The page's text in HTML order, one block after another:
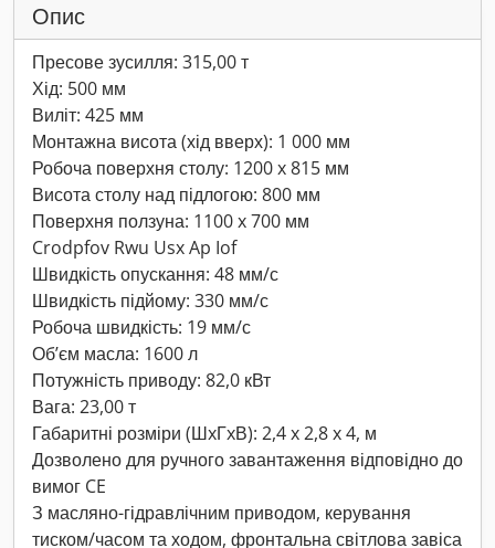
Опис
Пресове зусилля: 315,00 т
Хід: 500 мм
Виліт: 425 мм
Монтажна висота (хід вверх): 1 000 мм
Робоча поверхня столу: 1200 x 815 мм
Висота столу над підлогою: 800 мм
Поверхня ползуна: 1100 x 700 мм
Crodpfov Rwu Usx Ap Iof
Швидкість опускання: 48 мм/с
Швидкість підйому: 330 мм/с
Робоча швидкість: 19 мм/с
Об’єм масла: 1600 л
Потужність приводу: 82,0 кВт
Вага: 23,00 т
Габаритні розміри (ШxГxВ): 2,4 x 2,8 x 4, м
Дозволено для ручного завантаження відповідно до
вимог CE
З масляно-гідравлічним приводом, керування
тиском/часом та ходом, фронтальна світлова завіса